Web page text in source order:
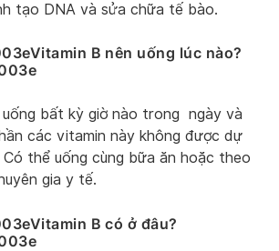
tạo DNA và sửa chữa tế bào.
B nên uống lúc nào?
bất kỳ giờ nào trong ngày và
các vitamin này không được dự
thể uống cùng bữa ăn hoặc theo
gia y tế.
B có ở đâu?